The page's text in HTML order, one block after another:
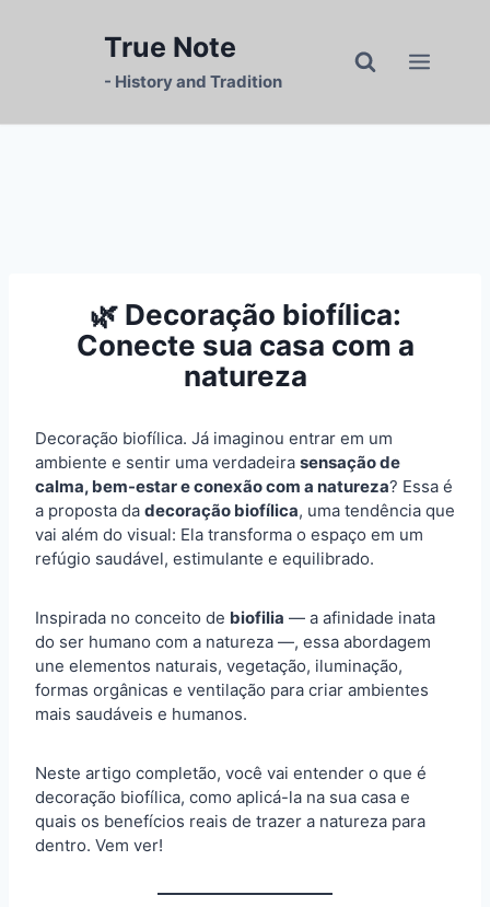
True Note
- History and Tradition
🌿 Decoração biofílica:
Conecte sua casa com a
natureza
Decoração biofílica. Já imaginou entrar em um
ambiente e sentir uma verdadeira sensação de
calma, bem-estar e conexão com a natureza? Essa é
a proposta da decoração biofílica, uma tendência que
vai além do visual: Ela transforma o espaço em um
refúgio saudável, estimulante e equilibrado.
Inspirada no conceito de biofilia — a afinidade inata
do ser humano com a natureza —, essa abordagem
une elementos naturais, vegetação, iluminação,
formas orgânicas e ventilação para criar ambientes
mais saudáveis e humanos.
Neste artigo completão, você vai entender o que é
decoração biofílica, como aplicá-la na sua casa e
quais os benefícios reais de trazer a natureza para
dentro. Vem ver!